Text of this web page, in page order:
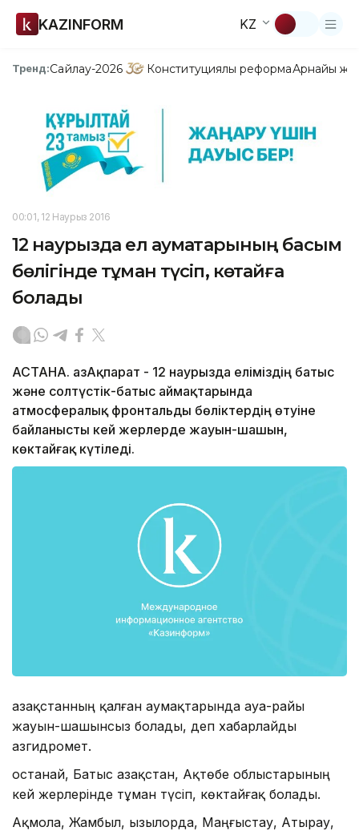
KAZINFORM KZ
Тренд:Сайлау-2026 Конституциялық реформаАрнайы
00:01, 12 Наурыз 2016
12 наурызда ел аумақтарының басым
бөлігінде тұман түсіп, көқтайғақ
болады
АСТАНА. ҚазАқпарат - 12 наурызда еліміздің батыс
және солтүстік-батыс аймақтарында
атмосфералық фронтальды бөліктердің өтуіне
байланысты кей жерлерде жауын-шашын,
көктайғақ күтіледі.
Қазақстанның қалған аумақтарында ауа-райы
жауын-шашынсыз болады, деп хабарлайды
Қазгидромет.
Қостанай, Батыс Қазақстан, Ақтөбе облыстарының
кей жерлерінде тұман түсіп, көктайғақ болады.
Ақмола, Жамбыл, Қызылорда, Маңғыстау, Атырау,